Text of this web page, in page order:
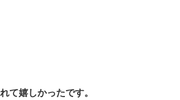
て嬉しかったです。